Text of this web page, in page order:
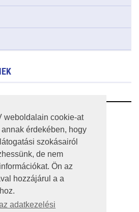
weboldalain cookie-at
érdekében, hogy
szokásairól
de nem
Ön az
hozzájárul a a
adatkezelési